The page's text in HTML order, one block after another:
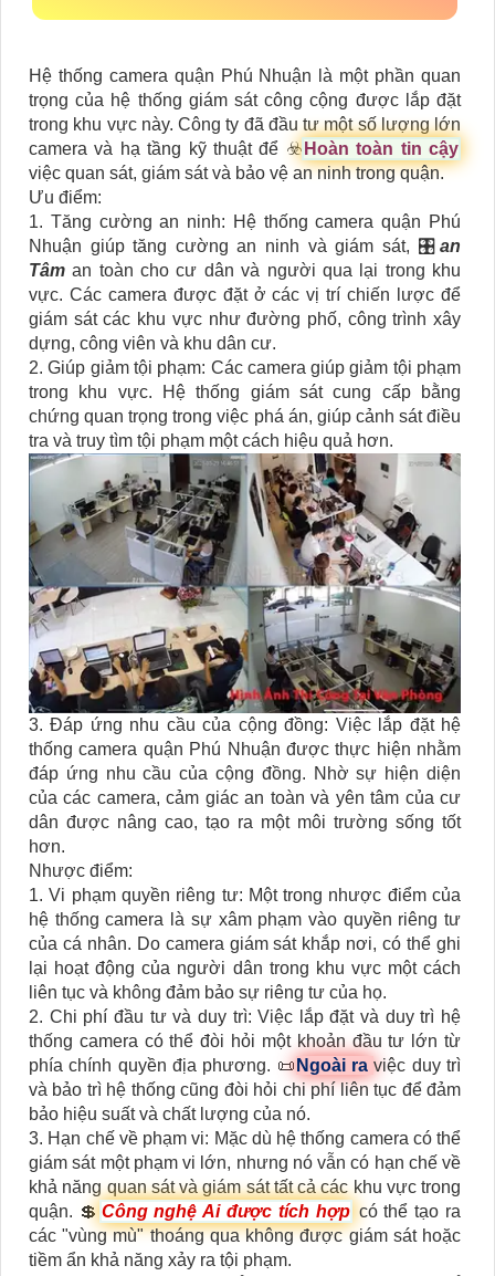
Hệ thống camera quận Phú Nhuận là một phần quan
trọng của hệ thống giám sát công cộng được lắp đặt
trong khu vực này. Công ty đã đầu tư một số lượng lớn
camera và hạ tầng kỹ thuật để ☣️ Hoàn toàn tin cậy
việc quan sát, giám sát và bảo vệ an ninh trong quận.
Ưu điểm:
1. Tăng cường an ninh: Hệ thống camera quận Phú
Nhuận giúp tăng cường an ninh và giám sát, 🎛 an
Tâman toàn cho cư dân và người qua lại trong khu
vực. Các camera được đặt ở các vị trí chiến lược để
giám sát các khu vực như đường phố, công trình xây
dựng, công viên và khu dân cư.
2. Giúp giảm tội phạm: Các camera giúp giảm tội phạm
trong khu vực. Hệ thống giám sát cung cấp bằng
chứng quan trọng trong việc phá án, giúp cảnh sát điều
tra và truy tìm tội phạm một cách hiệu quả hơn.
3. Đáp ứng nhu cầu của cộng đồng: Việc lắp đặt hệ
thống camera quận Phú Nhuận được thực hiện nhằm
đáp ứng nhu cầu của cộng đồng. Nhờ sự hiện diện
của các camera, cảm giác an toàn và yên tâm của cư
dân được nâng cao, tạo ra một môi trường sống tốt
hơn.
Nhược điểm:
1. Vi phạm quyền riêng tư: Một trong nhược điểm của
hệ thống camera là sự xâm phạm vào quyền riêng tư
của cá nhân. Do camera giám sát khắp nơi, có thể ghi
lại hoạt động của người dân trong khu vực một cách
liên tục và không đảm bảo sự riêng tư của họ.
2. Chi phí đầu tư và duy trì: Việc lắp đặt và duy trì hệ
thống camera có thể đòi hỏi một khoản đầu tư lớn từ
phía chính quyền địa phương. 📜 Ngoài raviệc duy trì
và bảo trì hệ thống cũng đòi hỏi chi phí liên tục để đảm
bảo hiệu suất và chất lượng của nó.
3. Hạn chế về phạm vi: Mặc dù hệ thống camera có thể
giám sát một phạm vi lớn, nhưng nó vẫn có hạn chế về
khả năng quan sát và giám sát tất cả các khu vực trong
quận. 💲 Công nghệ Ai được tích hợp có thể tạo ra
các "vùng mù" thoáng qua không được giám sát hoặc
tiềm ẩn khả năng xảy ra tội phạm.